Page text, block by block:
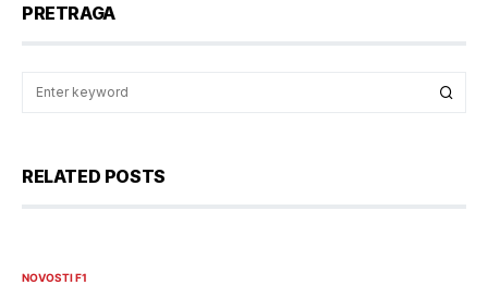
PRETRAGA
RELATED POSTS
NOVOSTI F1